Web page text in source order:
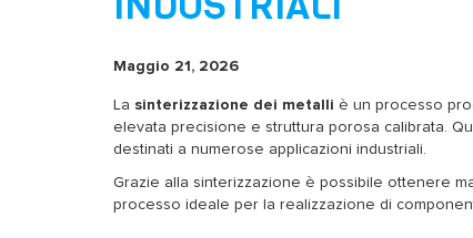
Maggio 21, 2026
La sinterizzazione dei metalli è un processo
elevata precisione e struttura porosa calibrata.
destinati a numerose applicazioni industriali.
Grazie alla sinterizzazione è possibile ottenere
processo ideale per la realizzazione di